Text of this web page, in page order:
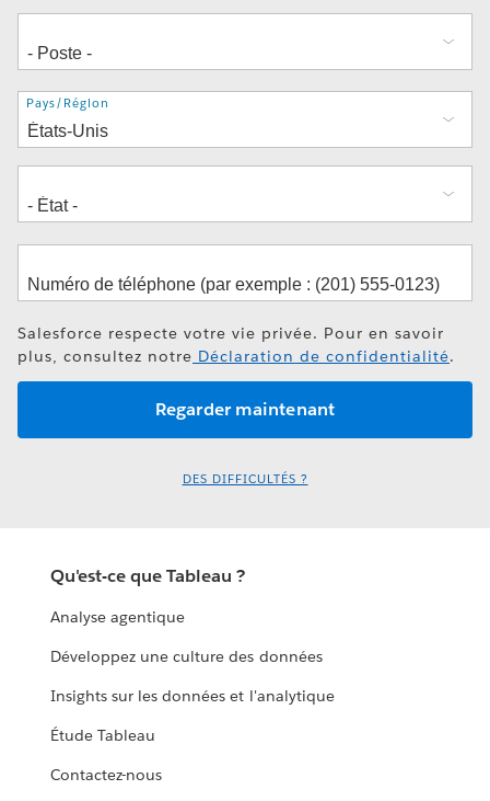
Adresse
Pays/Région
Salesforce respecte votre vie privée. Pour en savoir
plus, consultez notre Déclaration de confidentialité.
DES DIFFICULTÉS ?
Qu'est-ce que Tableau ?
Analyse agentique
Développez une culture des données
Insights sur les données et l'analytique
Étude Tableau
Contactez-nous